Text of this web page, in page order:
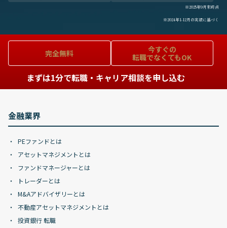
※2025年9月末時点
※2024年1-12月の実績に基づく
完全無料
今すぐの
転職でなくてもOK
まずは1分で転職・キャリア相談を申し込む
金融業界
PEファンドとは
アセットマネジメントとは
ファンドマネージャーとは
トレーダーとは
M&Aアドバイザリーとは
不動産アセットマネジメントとは
投資銀行 転職